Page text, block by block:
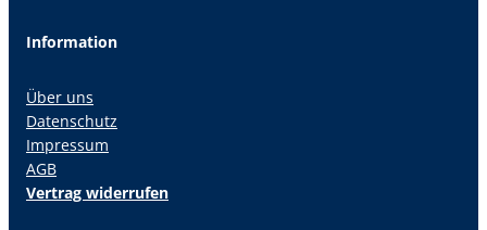
Information
Über uns
Datenschutz
Impressum
AGB
Vertrag widerrufen